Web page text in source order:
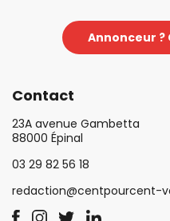
Annonceur
Contact
23A avenue Gambetta
88000 Épinal
03 29 82 56 18
redaction@centpourcent-